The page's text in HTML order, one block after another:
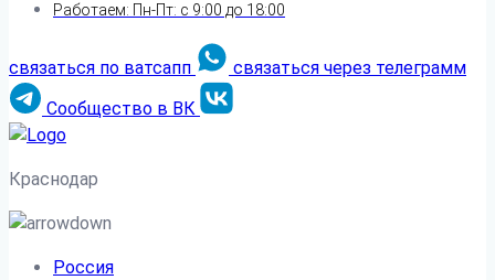
Работаем: Пн-Пт: с 9:00 до 18:00
связаться по ватсапп
связаться через телеграмм
Сообщество в ВК
Краснодар
Россия